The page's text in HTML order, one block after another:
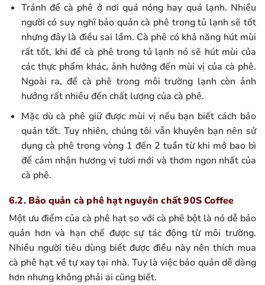
Tránh để cà phê ở nơi quá nóng hay quá lạnh. Nhiều
người có suy nghĩ bảo quản cà phê trong tủ lạnh sẽ tốt
nhưng đây là điều sai lầm. Cà phê có khả năng hút mùi
rất tốt, khi để cà phê trong tủ lạnh nó sẽ hút mùi của
các thực phẩm khác, ảnh hưởng đến mùi vị của cà phê.
Ngoài ra, để cà phê trong môi trường lạnh còn ảnh
hưởng rất nhiều đến chất lượng của cà phê.
Mặc dù cà phê giữ được mùi vị nếu bạn biết cách bảo
quản tốt. Tuy nhiên, chúng tôi vẫn khuyên bạn nên sử
dụng cà phê trong vòng 1 đến 2 tuần từ khi mở bao bì
để cảm nhận hương vị tươi mới và thơm ngon nhất của
cà phê.
6.2. Bảo quản cà phê hạt nguyên chất 90S Coffee
Một ưu điểm của cà phê hạt so với cà phê bột là nó dễ bảo
quản hơn và hạn chế được sự tác động từ môi trường.
Nhiều người tiêu dùng biết được điều này nên thích mua
cà phê hạt về tự xay tại nhà. Tuy là việc bảo quản dễ dàng
hơn nhưng không phải ai cũng biết.